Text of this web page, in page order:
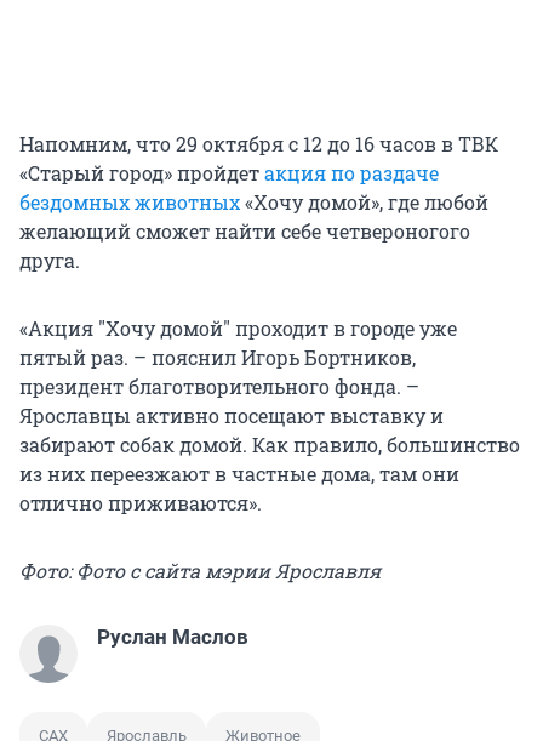
Напомним, что 29 октября с 12 до 16 часов в ТВК
«Старый город» пройдетакция по раздаче
бездомных животных«Хочу домой», где любой
желающий сможет найти себе четвероногого
друга.
«Акция "Хочу домой" проходит в городе уже
пятый раз. – пояснил Игорь Бортников,
президент благотворительного фонда. –
Ярославцы активно посещают выставку и
забирают собак домой. Как правило, большинство
из них переезжают в частные дома, там они
отлично приживаются».
Фото: Фото с сайта мэрии Ярославля
Руслан Маслов
САХ Ярославль Животное